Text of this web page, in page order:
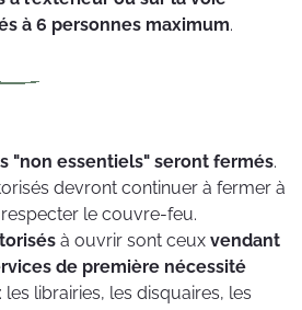
à 6 personnes maximum.
"non essentiels" seront fermés.
devront continuer à fermer à
le couvre-feu.
à ouvrir sont ceux vendant
de première nécessité
les librairies, les disquaires, les